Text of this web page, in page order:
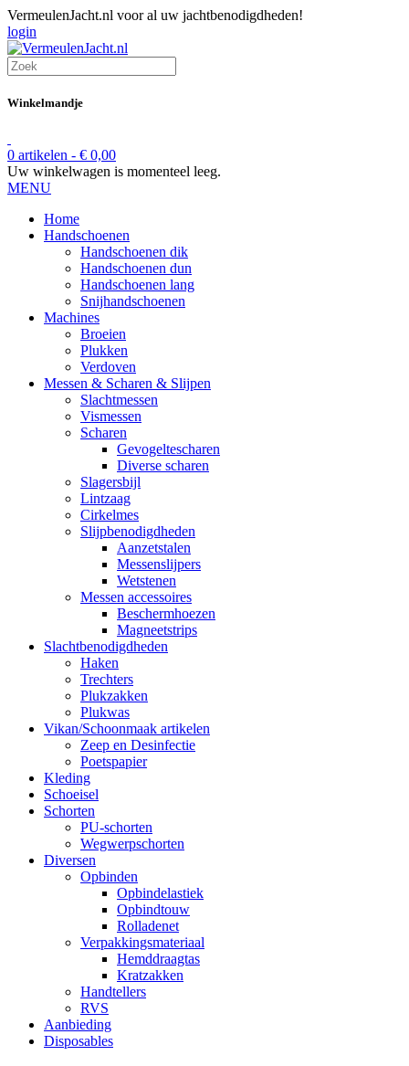
VermeulenJacht.nl voor al uw jachtbenodigdheden!
login
Winkelmandje
0 artikelen - € 0,00
Uw winkelwagen is momenteel leeg.
MENU
Home
Handschoenen
Handschoenen dik
Handschoenen dun
Handschoenen lang
Snijhandschoenen
Machines
Broeien
Plukken
Verdoven
Messen & Scharen & Slijpen
Slachtmessen
Vismessen
Scharen
Gevogeltescharen
Diverse scharen
Slagersbijl
Lintzaag
Cirkelmes
Slijpbenodigdheden
Aanzetstalen
Messenslijpers
Wetstenen
Messen accessoires
Beschermhoezen
Magneetstrips
Slachtbenodigdheden
Haken
Trechters
Plukzakken
Plukwas
Vikan/Schoonmaak artikelen
Zeep en Desinfectie
Poetspapier
Kleding
Schoeisel
Schorten
PU-schorten
Wegwerpschorten
Diversen
Opbinden
Opbindelastiek
Opbindtouw
Rolladenet
Verpakkingsmateriaal
Hemddraagtas
Kratzakken
Handtellers
RVS
Aanbieding
Disposables